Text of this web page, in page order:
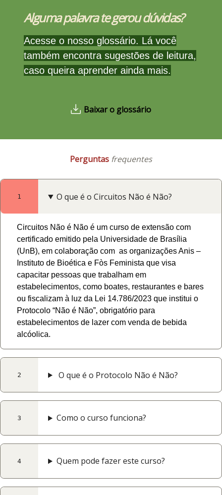
Alguma palavra te gerou dúvidas?
Acesse o nosso glossário. Lá você
também encontra sugestões de leitura,
caso queira aprender ainda mais.
Baixar o glossário
Perguntas frequentes
1 O que é o Circuitos Não é Não?
Circuitos Não é Não é um curso de extensão com
certificado emitido pela Universidade de Brasília
(UnB), em colaboração com as organizações Anis –
Instituto de Bioética e Fòs Feminista que visa
capacitar pessoas que trabalham em
estabelecimentos, como boates, restaurantes e bares
ou fiscalizam à luz da Lei 14.786/2023 que institui o
Protocolo “Não é Não”, obrigatório para
estabelecimentos de lazer com venda de bebida
alcóolica.
2 O que é o Protocolo Não é Não?
3 Como o curso funciona?
4 Quem pode fazer este curso?